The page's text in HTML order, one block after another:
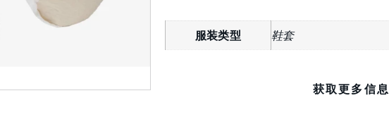
服装类型 鞋套
获取更多信息